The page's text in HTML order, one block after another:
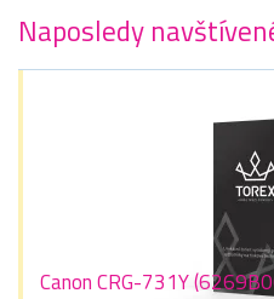
Naposledy
Canon CRG-731Y